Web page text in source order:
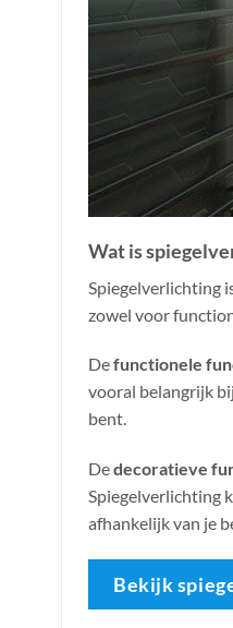
Wat is
Spiegelverlichting
zowel voor
Defunctionele
vooral belangrijk
bent.
Dedecoratieve
Spiegelverlichting
afhankelijk van je
Bekijk